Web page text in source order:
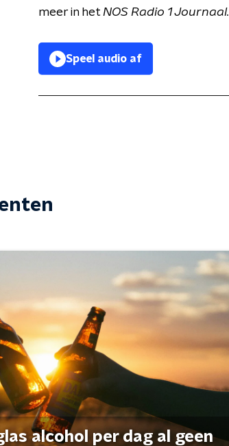
meer in het NOS Radio 1 Journaal.
Speel audio af
alcohol per dag al geen